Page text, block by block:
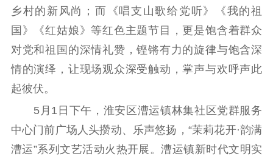
用
新闻出版
精品出版 全民阅读
出版监管
电影工作
电影创作 电影市场
乡村的新风尚；而《唱支山歌给党听》《我的祖
国》《红姑娘》等红色主题节目，更是饱含着群众
对党和祖国的深情礼赞，铿锵有力的旋律与饱含深
情的演绎，让现场观众深受触动，掌声与欢呼声此
起彼伏。
5月1日下午，淮安区漕运镇林集社区党群服务
中心门前广场人头攒动、乐声悠扬，“茉莉花开·韵满
漕运”系列文艺活动火热开展。漕运镇新时代文明实